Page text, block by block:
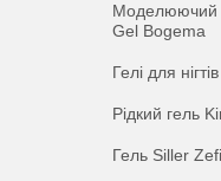
Моделюючий
Gel Bogema
Гелі для
Рідкий гель
Гель Siller